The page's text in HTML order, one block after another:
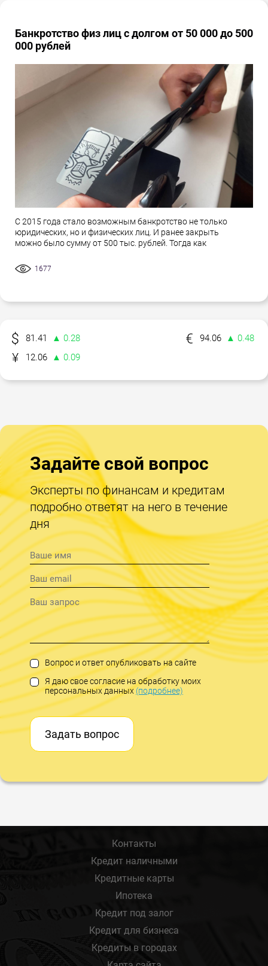
Банкротство физ лиц с долгом от 50 000 до 500
000 рублей
С 2015 года стало возможным банкротство не только
юридических, но и физических лиц. И ранее закрыть
можно было сумму от 500 тыс. рублей. Тогда как
1677
81.41 ▲ 0.28 94.06
▲ 0.48
12.06
▲ 0.09
Задайте свой вопрос
Эксперты по финансам и кредитам
подробно ответят на него в течение
дня
Вопрос и ответ опубликовать на сайте
Я даю свое согласие на обработку моих
персональных данных(подробнее)
Задать вопрос
Контакты
Кредит наличными
Кредитные карты
Ипотека
Кредит под залог
Кредит для бизнеса
Кредиты в городах